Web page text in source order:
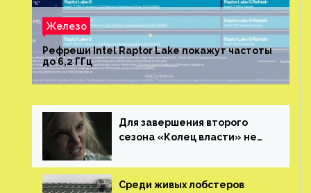
Железо
Рефреши Intel Raptor Lake покажут частоты
до 6,2 ГГц
Для завершения второго
сезона «Колец власти» не
Среди живых лобстеров